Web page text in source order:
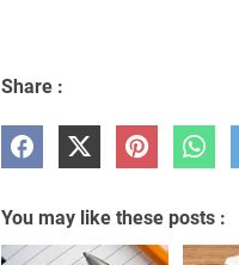
Share :
You may like these posts :